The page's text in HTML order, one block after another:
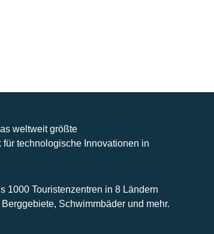
weltweit größte
technologische Innovationen in
1000 Touristenzentren in 8 Ländern
Schwimmbäder und mehr.